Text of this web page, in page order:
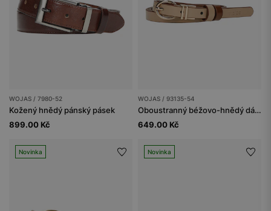
WOJAS / 7980-52
Kožený hnědý pánský pásek
899.00 Kč
WOJAS / 93135-54
Oboustranný béžovo-hnědý dámský kožený pásek
649.00 Kč
Novinka Novinka